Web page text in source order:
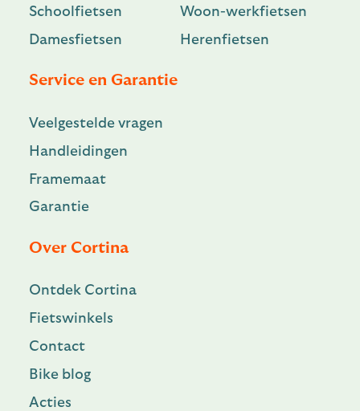
Schoolfietsen
Woon-werkfietsen
Damesfietsen
Herenfietsen
Service en Garantie
Veelgestelde vragen
Handleidingen
Framemaat
Garantie
Over Cortina
Ontdek Cortina
Fietswinkels
Contact
Bike blog
Acties